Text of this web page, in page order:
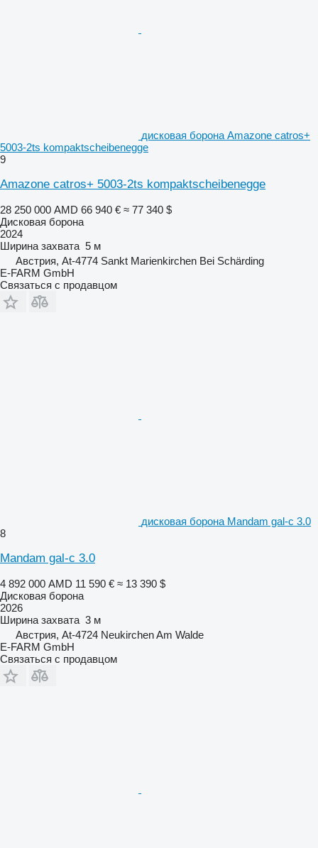
дисковая борона Amazone catros+
5003-2ts kompaktscheibenegge
9
Amazone catros+ 5003-2ts kompaktscheibenegge
28 250 000 AMD 66 940 € ≈ 77 340 $
Дисковая борона
2024
Ширина захвата 5 м
Австрия, At-4774 Sankt Marienkirchen Bei Schärding
E-FARM GmbH
Связаться с продавцом
дисковая борона Mandam gal-c 3.0
8
Mandam gal-c 3.0
4 892 000 AMD 11 590 € ≈ 13 390 $
Дисковая борона
2026
Ширина захвата 3 м
Австрия, At-4724 Neukirchen Am Walde
E-FARM GmbH
Связаться с продавцом